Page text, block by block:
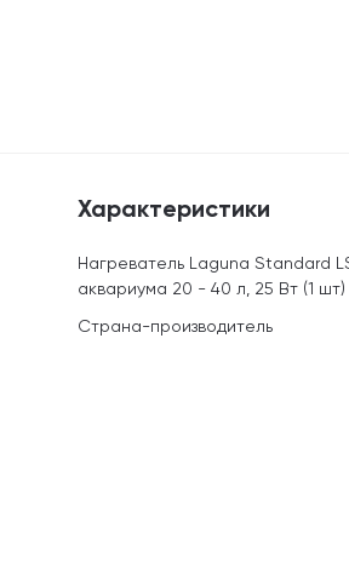
Характеристики
Нагреватель Laguna Standard
аквариума 20 - 40 л, 25 Вт (1 шт)
Страна-производитель